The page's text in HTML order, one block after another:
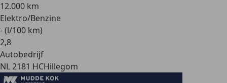
12.000 km
Elektro/Benzine
- (l/100 km)
2,8
Autobedrijf
NL 2181 HCHillegom